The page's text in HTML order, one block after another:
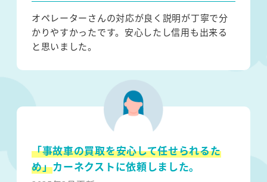
オペレーターさんの対応が良く説明が丁寧で分
かりやすかったです。安心したし信用も出来る
と思いました。
「事故車の買取を安心して任せられるた
め」カーネクストに依頼しました。